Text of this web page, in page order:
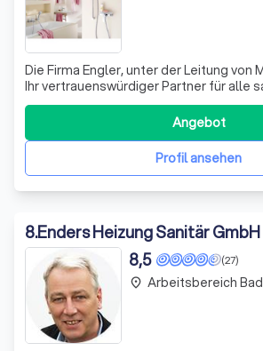
Die Firma Engler, unter der Leitung von
Ihr vertrauenswürdiger Partner für alle
Anforderungen. Mit über 35 Jahren
Branche, bieten wir eine umfassende
Dienstleistungen an, von der Beratung
zur Gestaltung und Umsetzung mod
Profil ansehen
Angebot
8.Enders Heizung Sanitär GmbH
(27)
8,5
place Arbeitsbereich